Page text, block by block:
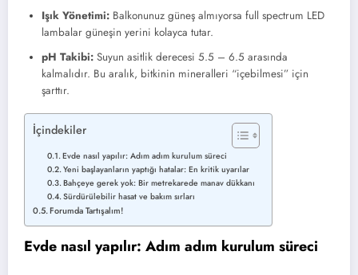
Işık Yönetimi: Balkonunuz güneş almıyorsa full spectrum LED
lambalar güneşin yerini kolayca tutar.
pH Takibi: Suyun asitlik derecesi 5.5 – 6.5 arasında
kalmalıdır. Bu aralık, bitkinin mineralleri “içebilmesi” için
şarttır.
İçindekiler
Evde nasıl yapılır: Adım adım kurulum süreci
Yeni başlayanların yaptığı hatalar: En kritik uyarılar
Bahçeye gerek yok: Bir metrekarede manav dükkanı
Sürdürülebilir hasat ve bakım sırları
Forumda Tartışalım!
Evde nasıl yapılır: Adım adım kurulum süreci